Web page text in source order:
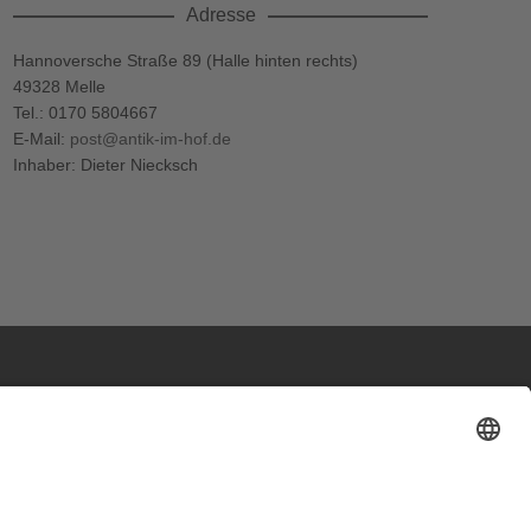
Adresse
Hannoversche Straße 89 (Halle hinten rechts)
49328 Melle
Tel.: 0170 5804667
E-Mail: post@antik-im-hof.de
Inhaber: Dieter Niecksch